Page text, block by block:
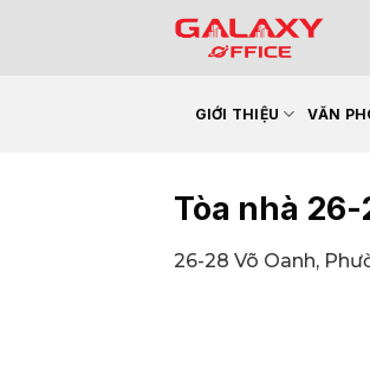
GIỚI THIỆU VĂN
Tòa nhà 26-
26-28 Võ Oanh,